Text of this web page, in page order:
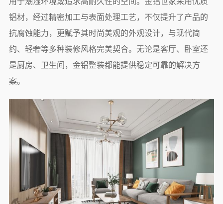
铝材，经过精密加工与表面处理工艺，不仅提升了产品的
抗腐蚀能力，更赋予其时尚美观的外观设计，与现代简
约、轻奢等多种装修风格完美契合。无论是客厅、卧室还
是厨房、卫生间，金铝整装都能提供稳定可靠的解决方
案。